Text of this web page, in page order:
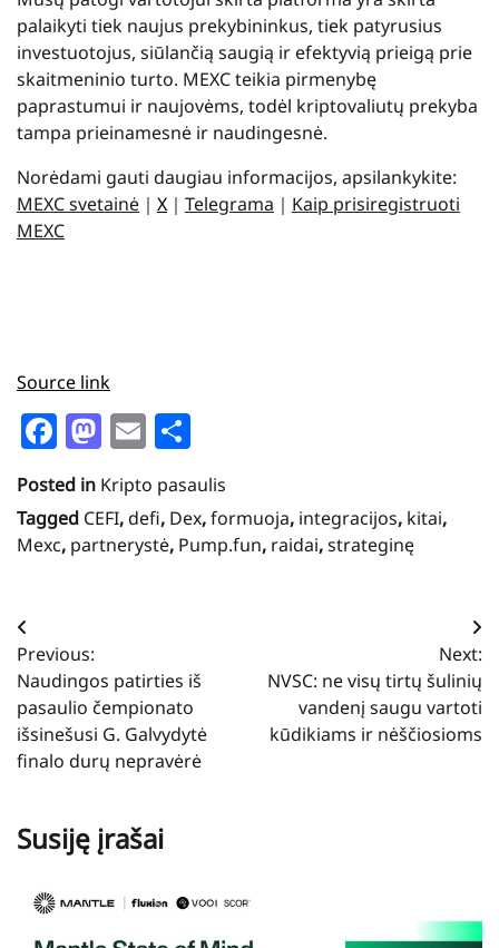
palaikyti tiek naujus prekybininkus, tiek patyrusius
investuotojus, siūlančią saugią ir efektyvią prieigą prie
skaitmeninio turto. MEXC teikia pirmenybę
paprastumui ir naujovėms, todėl kriptovaliutų prekyba
tampa prieinamesnė ir naudingesnė.
Norėdami gauti daugiau informacijos, apsilankykite:
MEXC svetainė ｜ X ｜ Telegrama ｜ Kaip prisiregistruoti
MEXC
Source link
Facebook
Mastodon
Email
Posted in Kripto pasaulis
Tagged CEFI,defi, Dex,formuoja, integracijos, kitai,
Mexc, partnerystė, Pump.fun, raidai,strateginę
Navigacija
tarp
įrašų
Previous:
Naudingos patirties iš
pasaulio čempionato
išsinešusi G. Galvydytė
finalo durų nepravėrė
Next:
NVSC: ne visų tirtų šulinių
vandenį saugu vartoti
kūdikiams ir nėščiosioms
Susiję įrašai